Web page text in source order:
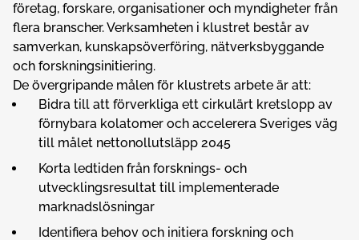
företag, forskare, organisationer och myndigheter från
flera branscher. Verksamheten i klustret består av
samverkan, kunskapsöverföring, nätverksbyggande
och forskningsinitiering.
De övergripande målen för klustrets arbete är att:
Bidra till att förverkliga ett cirkulärt kretslopp av
förnybara kolatomer och accelerera Sveriges väg
till målet nettonollutsläpp 2045
Korta ledtiden från forsknings- och
utvecklingsresultat till implementerade
marknadslösningar
Identifiera behov och initiera forskning och